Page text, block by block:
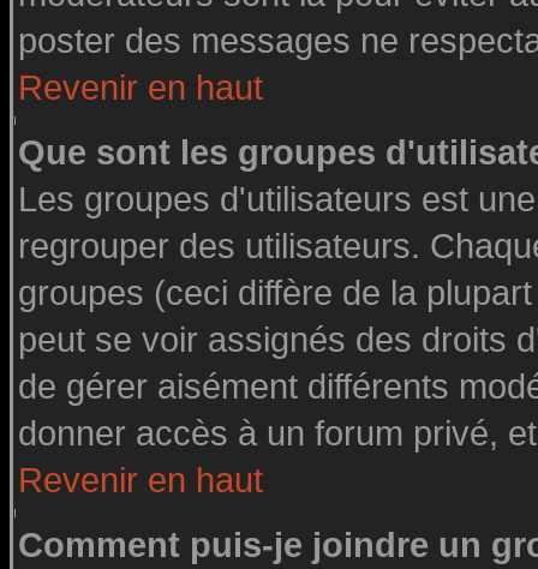
poster des messages ne
Revenir en haut
Que sont les groupes
Les groupes d'utilisateurs est
regrouper des utilisateurs.
groupes (ceci diffère de la
peut se voir assignés des droits
de gérer aisément différents
donner accès à un forum privé,
Revenir en haut
Comment puis-je joindre un